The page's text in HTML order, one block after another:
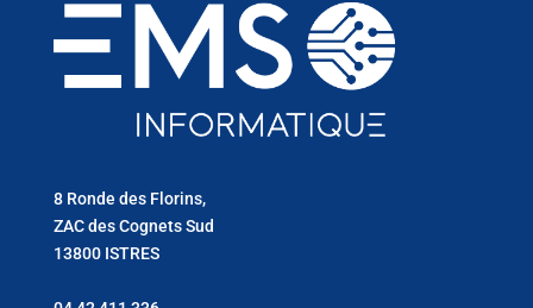
8 Ronde des Florins,
ZAC des Cognets Sud
13800 ISTRES